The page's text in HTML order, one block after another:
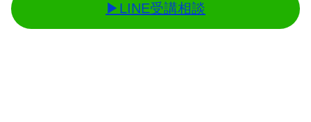
▶︎LINE受講相談